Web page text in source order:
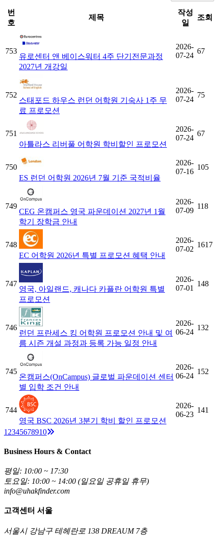
번
호
제목
작성
일
조회
753
유로센터 앤 베이스워터 4주 단기전문과정
2027년 개강일
2026-
07-24
67
752
스태포드 하우스 런던 어학원 기숙사 1주 무
료 프로모션
2026-
07-24
75
751
아틀라스 리버풀 어학원 학비할인 프로모션
2026-
07-24
67
750
ES 런던 어학원 2026년 7월 기준 국적비율
2026-
07-16
105
749
CEG 온캠퍼스 영국 파운데이션 2027년 1월
학기 장학금 안내
2026-
07-09
118
748
EC 어학원 2026년 특별 프로모션 혜택 안내
2026-
07-02
1617
747
영국, 아일랜드, 캐나다 카플란 어학원 특별
프로모션
2026-
07-01
148
746
런던 프란세스 킹 어학원 프로모션 안내 및 여
름 시즌 개설 과정과 등록 가능 일정 안내
2026-
06-24
132
745
온캠퍼스(OnCampus) 글로벌 파운데이션 센터
별 입학 조건 안내
2026-
06-24
152
744
영국 BSC 2026년 3분기 학비 할인 프로모션
2026-
06-23
141
12345678910Next
Business Hours & Contact
평일: 10:00 ~ 17:30
토요일: 10:00 ~ 14:00 (일요일 공휴일 휴무)
info@uhakfinder.com
고객센터 서울
서울시 강남구 테헤란로 138 DREAUM 7층